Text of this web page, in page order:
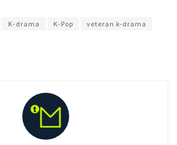
K-drama K-Pop veteran k-drama